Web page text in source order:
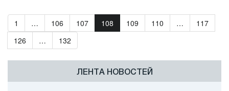
1 … 106 107 108 109 110 …
117
126
… 132
ЛЕНТА НОВОСТЕЙ